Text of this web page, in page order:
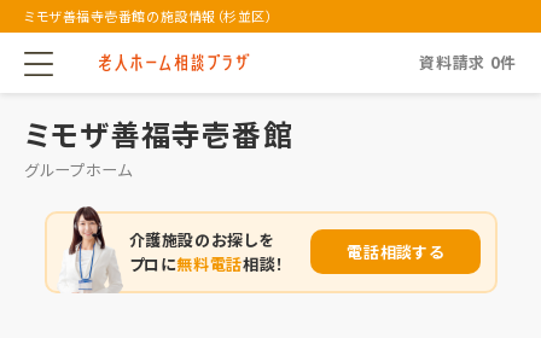
ミモザ善福寺壱番館の施設情報（杉並区）
資料請求 0件
ミモザ善福寺壱番館
グループホーム
介護施設のお探しを
プロに無料電話相談！
電話相談する